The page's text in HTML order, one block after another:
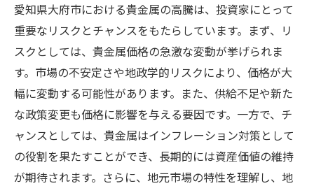
愛知県大府市における貴金属の高騰は、投資家にとって
重要なリスクとチャンスをもたらしています。まず、リ
スクとしては、貴金属価格の急激な変動が挙げられま
す。市場の不安定さや地政学的リスクにより、価格が大
幅に変動する可能性があります。また、供給不足や新た
な政策変更も価格に影響を与える要因です。一方で、チ
ャンスとしては、貴金属はインフレーション対策として
の役割を果たすことができ、長期的には資産価値の維持
が期待されます。さらに、地元市場の特性を理解し、地